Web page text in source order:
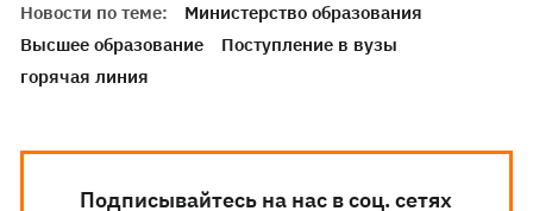
Новости по теме:
Министерство образования
Высшее образование
Поступление в вузы
горячая линия
Подписывайтесь на нас в соц. сетях